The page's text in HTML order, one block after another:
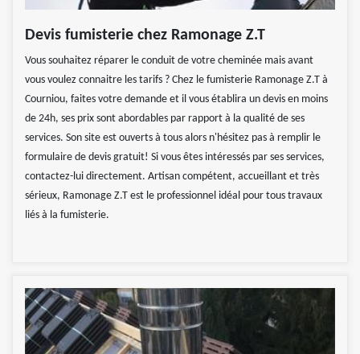
Devis fumisterie chez Ramonage Z.T
Vous souhaitez réparer le conduit de votre cheminée mais avant
vous voulez connaitre les tarifs ? Chez le fumisterie Ramonage Z.T à
Courniou, faites votre demande et il vous établira un devis en moins
de 24h, ses prix sont abordables par rapport à la qualité de ses
services. Son site est ouverts à tous alors n'hésitez pas à remplir le
formulaire de devis gratuit! Si vous êtes intéressés par ses services,
contactez-lui directement. Artisan compétent, accueillant et très
sérieux, Ramonage Z.T est le professionnel idéal pour tous travaux
liés à la fumisterie.